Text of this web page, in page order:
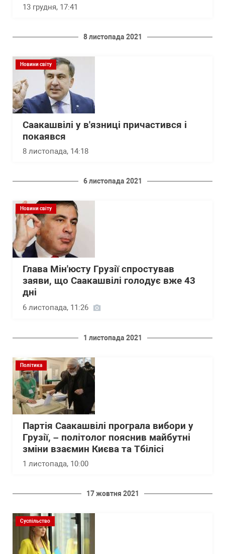
13 грудня, 17:41
8 листопада 2021
Новини світу
Саакашвілі у в'язниці причастився і
покаявся
8 листопада, 14:18
6 листопада 2021
Новини світу
Глава Мін'юсту Грузії спростував
заяви, що Саакашвілі голодує вже 43
дні
6 листопада, 11:26
1 листопада 2021
Політика
Партія Саакашвілі програла вибори у
Грузії, – політолог пояснив майбутні
зміни взаємин Києва та Тбілісі
1 листопада, 10:00
17 жовтня 2021
Суспільство